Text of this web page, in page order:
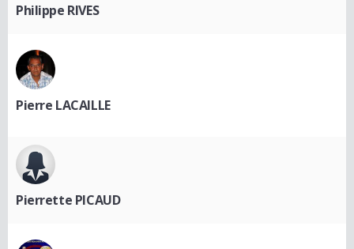
Philippe RIVES
Pierre LACAILLE
Pierrette PICAUD